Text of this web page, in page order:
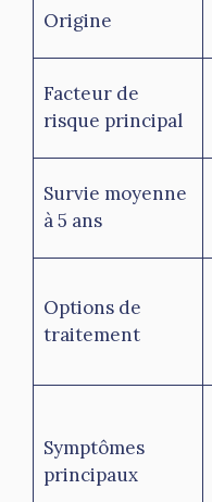
Origine
Facteur de
risque principal
Survie moyenne
à 5 ans
Options de
traitement
Symptômes
principaux